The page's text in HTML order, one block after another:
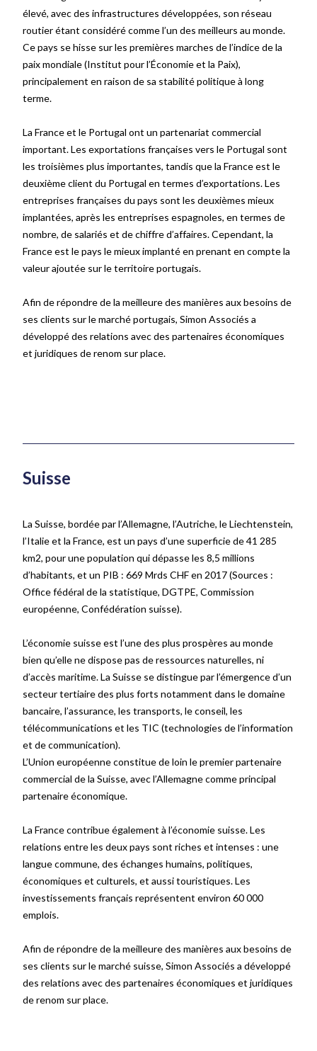
élevé, avec des infrastructures développées, son réseau
routier étant considéré comme l’un des meilleurs au monde.
Ce pays se hisse sur les premières marches de l’indice de la
paix mondiale (Institut pour l’Économie et la Paix),
principalement en raison de sa stabilité politique à long
terme.
La France et le Portugal ont un partenariat commercial
important. Les exportations françaises vers le Portugal sont
les troisièmes plus importantes, tandis que la France est le
deuxième client du Portugal en termes d’exportations. Les
entreprises françaises du pays sont les deuxièmes mieux
implantées, après les entreprises espagnoles, en termes de
nombre, de salariés et de chiffre d’affaires. Cependant, la
France est le pays le mieux implanté en prenant en compte la
valeur ajoutée sur le territoire portugais.
Afin de répondre de la meilleure des manières aux besoins de
ses clients sur le marché portugais, Simon Associés a
développé des relations avec des partenaires économiques
et juridiques de renom sur place.
Suisse
La Suisse, bordée par l’Allemagne, l’Autriche, le Liechtenstein,
l’Italie et la France,est unpays d’une superficie de 41 285
km2, pour une population qui dépasse les 8,5 millions
d’habitants, et un PIB : 669 Mrds CHF en 2017(Sources :
Office fédéral de la statistique, DGTPE, Commission
européenne, Confédération suisse).
L’économie suisse est l’une des plus prospères au monde
bien qu’elle ne dispose pas de ressources naturelles, ni
d’accès maritime. La Suisse se distingue par l’émergence d’un
secteur tertiaire des plus forts notamment dans le domaine
bancaire, l’assurance, les transports, le conseil, les
télécommunications et les TIC (technologies de l’information
et de communication).
L’Union européenne constitue de loin le premier partenaire
commercial de la Suisse, avec l’Allemagne comme principal
partenaire économique.
La France contribue également à l’économie suisse. Les
relations entre les deux pays sont riches et intenses : une
langue commune, des échanges humains, politiques,
économiques et culturels, et aussi touristiques. Les
investissements français représentent environ 60 000
emplois.
Afin de répondre de la meilleure des manières aux besoins de
ses clients sur le marché suisse, Simon Associés a développé
des relations avec des partenaires économiques et juridiques
de renom sur place.